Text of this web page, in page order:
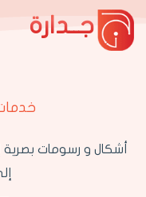
جــدارة
أشكال و رسومات بصرية